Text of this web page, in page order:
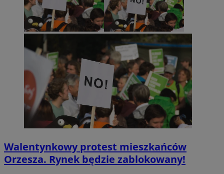
Walentynkowy protest mieszkańców
Orzesza. Rynek będzie zablokowany!